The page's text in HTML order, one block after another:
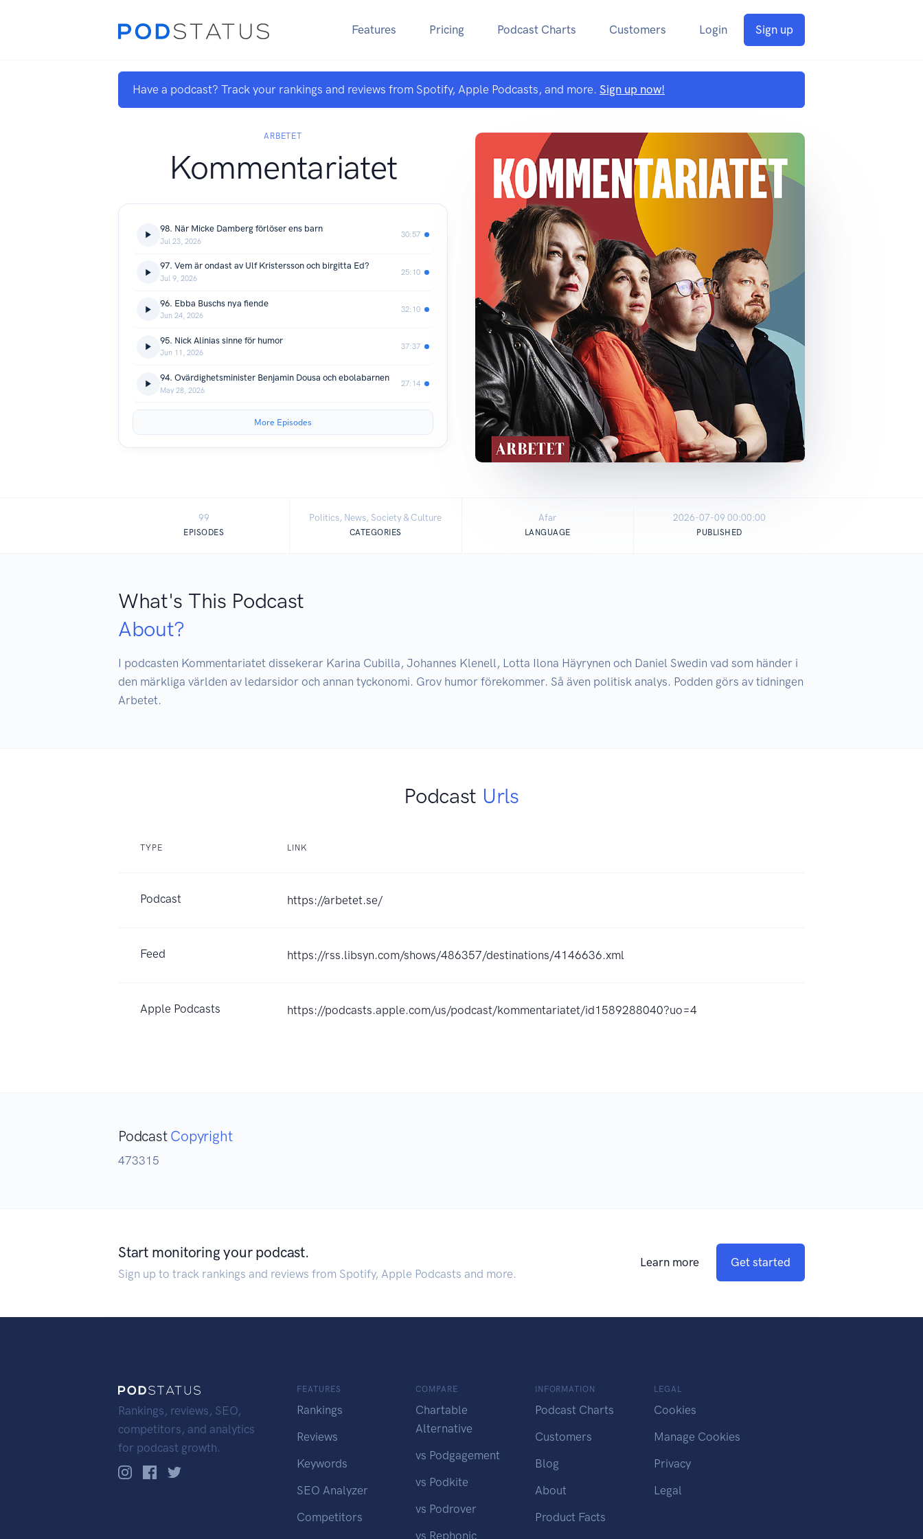
Features Pricing Podcast Charts Customers Login Sign up
Have a podcast? Track your rankings and reviews from Spotify, Apple Podcasts, and more. Sign up now!
ARBETET
Kommentariatet
98. När Micke Damberg förlöser ens barn
Jul 23, 2026
30:57
97. Vem är ondast av Ulf Kristersson och birgitta Ed?
Jul 9, 2026
25:10
96. Ebba Buschs nya fiende
Jun 24, 2026
32:10
95. Nick Alinias sinne för humor
Jun 11, 2026
37:37
94. Ovärdighetsminister Benjamin Dousa och ebolabarnen
May 28, 2026
27:14
More Episodes
99
EPISODES
Politics, News, Society & Culture
CATEGORIES
Afar
LANGUAGE
2026-07-09 00:00:00
PUBLISHED
What's This Podcast
About?
I podcasten Kommentariatet dissekerar Karina Cubilla, Johannes Klenell, Lotta Ilona Häyrynen och Daniel Swedin vad som händer i
den märkliga världen av ledarsidor och annan tyckonomi. Grov humor förekommer. Så även politisk analys. Podden görs av tidningen
Arbetet.
Podcast Urls
TYPE LINK
Podcast https://arbetet.se/
Feed https://rss.libsyn.com/shows/486357/destinations/4146636.xml
Apple Podcasts https://podcasts.apple.com/us/podcast/kommentariatet/id1589288040?uo=4
Podcast Copyright
473315
Start monitoring your podcast.
Sign up to track rankings and reviews from Spotify, Apple Podcasts and more.
Learn more Get started
Rankings, reviews, SEO,
competitors, and analytics
for podcast growth.
FEATURES
Rankings
Reviews
Keywords
SEO Analyzer
Competitors
COMPARE
Chartable
Alternative
vs Podgagement
vs Podkite
vs Podrover
vs Rephonic
INFORMATION
Podcast Charts
Customers
Blog
About
Product Facts
LEGAL
Cookies
Manage Cookies
Privacy
Legal